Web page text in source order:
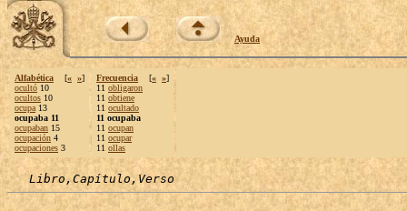
Ayuda
Alfabética [« »]
ocultó 10
ocultos 10
ocupa 13
ocupaba 11
ocupaban 15
ocupación 4
ocupaciones 3
Frecuencia [« »]
11 obligaron
11 obtiene
11 ocultado
11 ocupaba
11 ocupan
11 ocupar
11 ollas
Libro,Capítulo,Verso